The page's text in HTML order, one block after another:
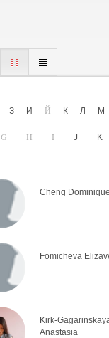
З И Й К Л М
G H I J
Cheng
Fomicheva
Kirk-
Anastasia